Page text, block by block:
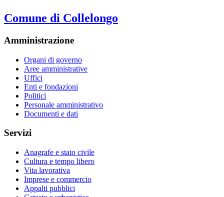
Comune di Collelongo
Amministrazione
Organi di governo
Aree amministrative
Uffici
Enti e fondazioni
Politici
Personale amministrativo
Documenti e dati
Servizi
Anagrafe e stato civile
Cultura e tempo libero
Vita lavorativa
Imprese e commercio
Appalti pubblici